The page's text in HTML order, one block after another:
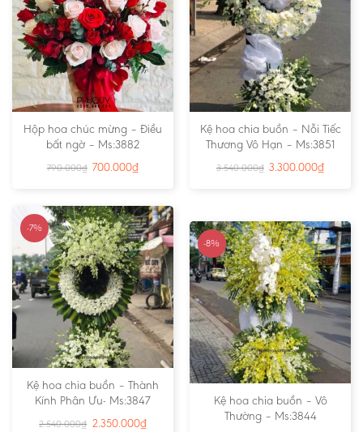
Hộp hoa chúc mừng – Điều
bất ngờ – Ms:3882
790.000₫ 700.000₫
Kệ hoa chia buồn – Nỗi Tiếc
Thương Vô Hạn – Ms:3851
3.540.000₫ 3.300.000₫
-7%
Kệ hoa chia buồn – Thành
Kính Phân Ưu- Ms:3847
2.540.000₫ 2.350.000₫
-8%
Kệ hoa chia buồn – Vô
Thường – Ms:3844